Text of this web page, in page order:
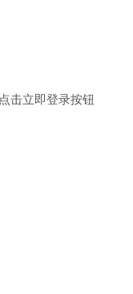
击立即登录按钮